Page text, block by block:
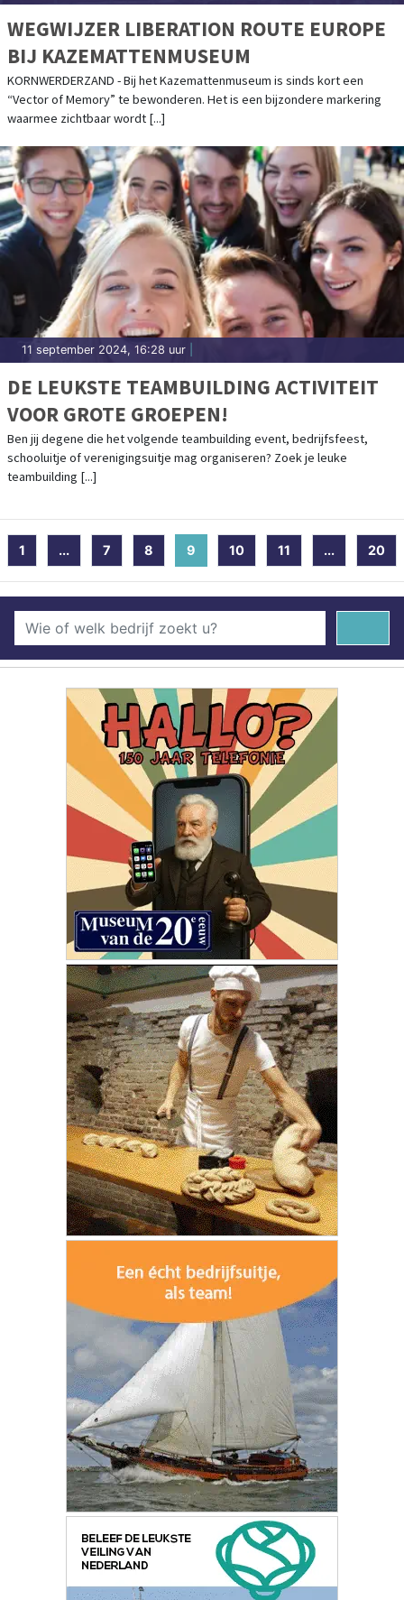
WEGWIJZER LIBERATION ROUTE EUROPE
BIJ KAZEMATTENMUSEUM
KORNWERDERZAND - Bij het Kazemattenmuseum is sinds kort een
“Vector of Memory” te bewonderen. Het is een bijzondere markering
waarmee zichtbaar wordt [...]
11 september 2024, 16:28 uur
DE LEUKSTE TEAMBUILDING ACTIVITEIT
VOOR GROTE GROEPEN!
Ben jij degene die het volgende teambuilding event, bedrijfsfeest,
schooluitje of verenigingsuitje mag organiseren? Zoek je leuke
teambuilding [...]
1 ... 7 8 9 (current)
10 11 ... 20